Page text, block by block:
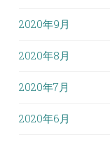
2020年9月
2020年8月
2020年7月
2020年6月